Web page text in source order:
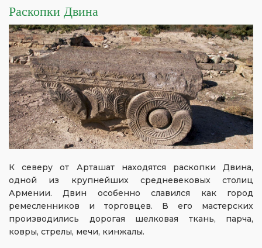
Раскопки Двина
К северу от Арташат находятся раскопки Двина,
одной из крупнейших средневековых столиц
Армении. Двин особенно славился как город
ремесленников и торговцев. В его мастерских
производились дорогая шелковая ткань, парча,
ковры, стрелы, мечи, кинжалы.